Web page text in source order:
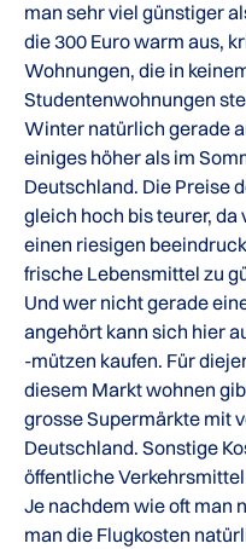
man sehr viel günstiger
die 300 Euro warm aus,
Wohnungen, die in
Studentenwohnungen
Winter natürlich gerade
einiges höher als im
Deutschland. Die Preise
gleich hoch bis teurer,
einen riesigen
frische Lebensmittel zu
Und wer nicht gerade
angehört kann sich hier
-mützen kaufen. Für
diesem Markt wohnen
grosse Supermärkte mit
Deutschland. Sonstige
öffentliche
Je nachdem wie oft man
man die Flugkosten